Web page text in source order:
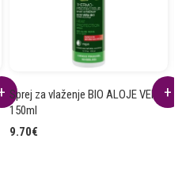
Sprej za vlaženje BIO ALOJE VERA
150ml
9.70€